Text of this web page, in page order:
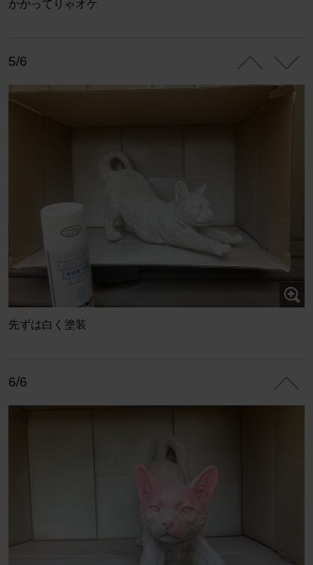
かかってりゃオケ
5/6
先ずは白く塗装
6/6